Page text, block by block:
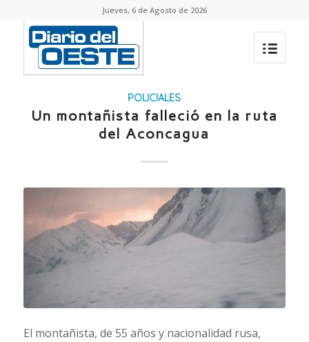
Jueves, 6 de Agosto de 2026
POLICIALES
Un montañista falleció en la ruta
del Aconcagua
El montañista, de 55 años y nacionalidad rusa,